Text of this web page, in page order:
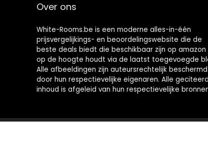
Over ons
White-Rooms.be is een moderne alles-in-één
prijsvergelijkings- en beoordelingswebsite die de
beste deals biedt die beschikbaar zijn op amazon
op de hoogte houdt via de laatst toegevoegde
Alle afbeeldingen zijn auteursrechtelijk beschermd
door hun respectievelijke eigenaren. Alle
inhoud is afgeleid van hun respectievelijke